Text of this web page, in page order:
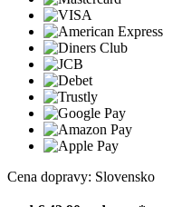
Cena dopravy: Slovensko